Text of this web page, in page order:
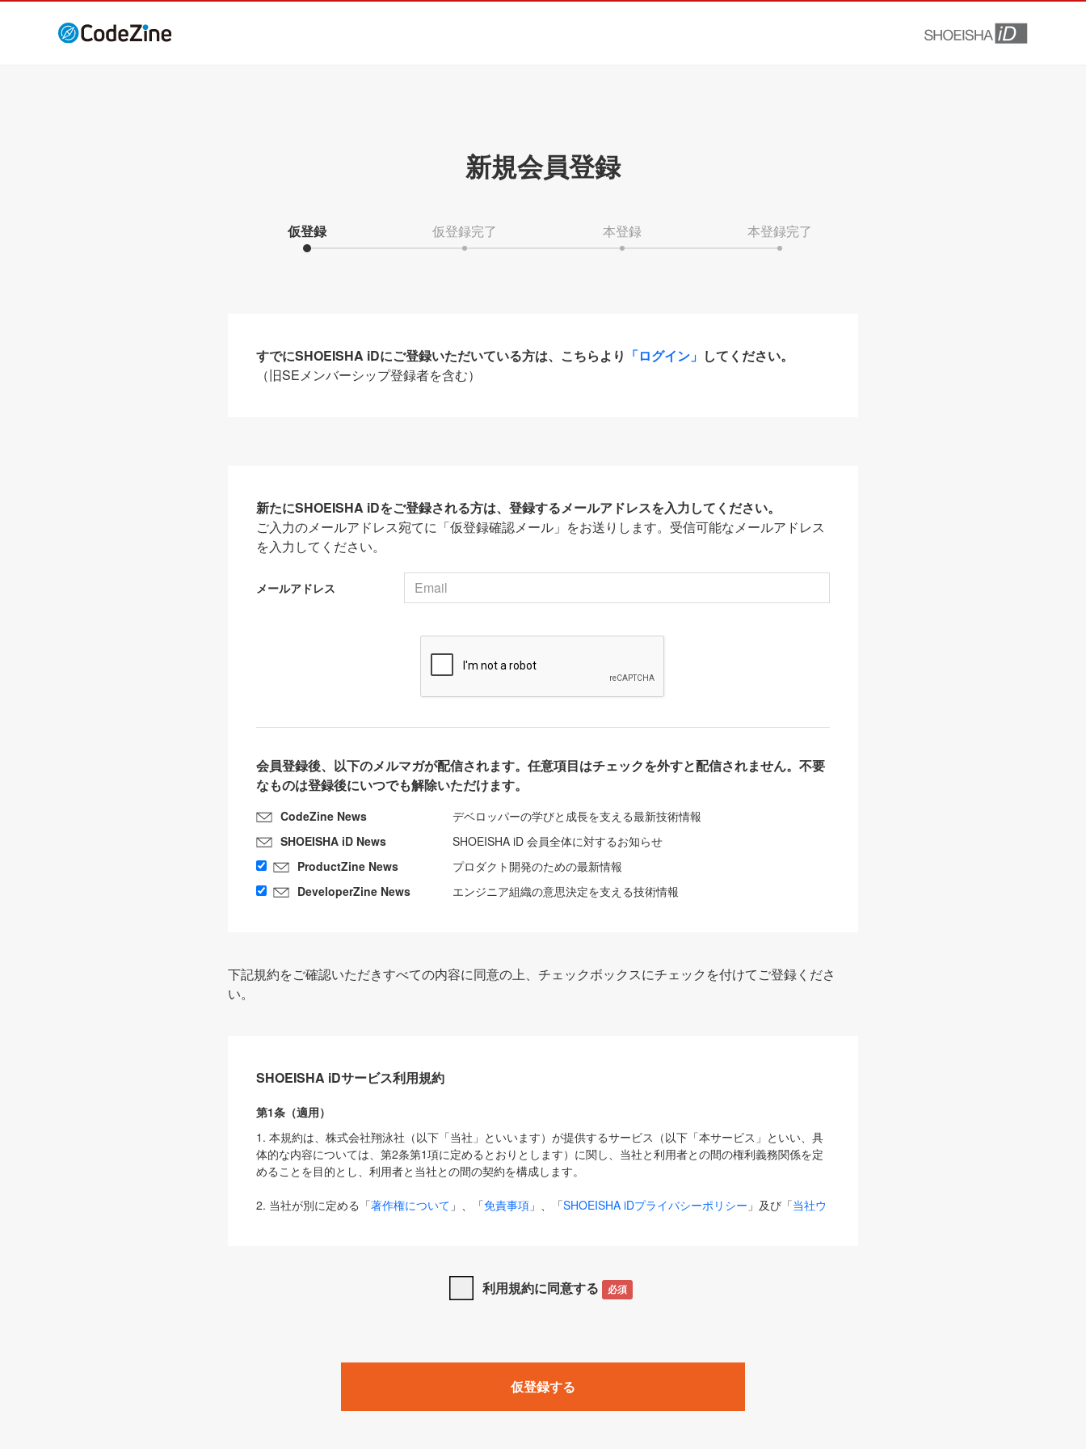
新規会員登録
仮登録 仮登録完了 本登録 本登録完了
すでにSHOEISHA iDにご登録いただいている方は、こちらより 「ログイン」 してください。
（旧SEメンバーシップ登録者を含む）
新たにSHOEISHA iDをご登録される方は、登録するメールアドレスを入力してください。
ご入力のメールアドレス宛てに「仮登録確認メール」をお送りします。受信可能なメールアドレス
を入力してください。
メールアドレス
会員登録後、以下のメルマガが配信されます。任意項目はチェックを外すと配信されません。不要
なものは登録後にいつでも解除いただけます。
CodeZine News
デベロッパーの学びと成長を支える最新技術情報
SHOEISHA iD News
SHOEISHA iD 会員全体に対するお知らせ
ProductZine News
プロダクト開発のための最新情報
DeveloperZine News
エンジニア組織の意思決定を支える技術情報
下記規約をご確認いただきすべての内容に同意の上、チェックボックスにチェックを付けてご登録くださ
い。
SHOEISHA iDサービス利用規約
第1条（適用）
1. 本規約は、株式会社翔泳社（以下「当社」といいます）が提供するサービス（以下「本サービス」といい、具
体的な内容については、第2条第1項に定めるとおりとします）に関し、当社と利用者との間の権利義務関係を定
めることを目的とし、利用者と当社との間の契約を構成します。
2. 当社が別に定める「著作権について 」、「免責事項 」、「SHOEISHA iDプライバシーポリシー 」及び「当社ウ
は、本規約の規定が優先して適用されるものとします。
1. 「本サービス」とは、当社が提供する以下のサービス（名称や内容が変更された場合、変更後のサービスを含
みます）及びこれらサービスに関連して当社が実施するイベントやキャンペーンをいいます。
「SEBook」「SEShop」「CodeZine」「MarkeZine」「EnterpriseZine」「ECzine」「Biz/Zine」「HRzine」
利用規約に同意する 必須
仮登録する